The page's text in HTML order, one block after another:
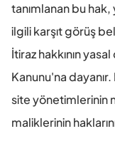
tanımlanan bu
ilgili karşıt görüş
İtiraz hakkının
Kanunu'na
site yönetimlerinin
maliklerinin